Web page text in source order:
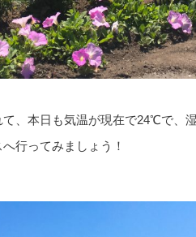
、本日も気温が現在で24℃で、
行ってみましょう！